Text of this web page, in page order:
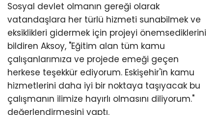
Sosyal devlet olmanın gereği olarak
vatandaşlara her türlü hizmeti sunabilmek ve
eksiklikleri gidermek için projeyi önemsediklerini
bildiren Aksoy, "Eğitim alan tüm kamu
çalışanlarımıza ve projede emeği geçen
herkese teşekkür ediyorum. Eskişehir'in kamu
hizmetlerini daha iyi bir noktaya taşıyacak bu
çalışmanın ilimize hayırlı olmasını diliyorum."
değerlendirmesini yaptı.